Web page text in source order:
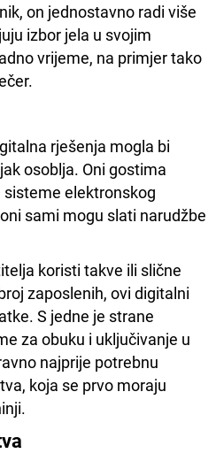
on jednostavno radi više
izbor jela u svojim
vrijeme, na primjer tako
rješenja mogla bi
osoblja. Oni gostima
elektronskog
sami mogu slati narudžbe
koristi takve ili slične
zaposlenih, ovi digitalni
S jedne je strane
za obuku i uključivanje u
najprije potrebnu
koja se prvo moraju